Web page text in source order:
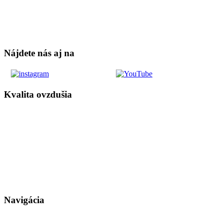
Nájdete nás aj na
Kvalita ovzdušia
Navigácia